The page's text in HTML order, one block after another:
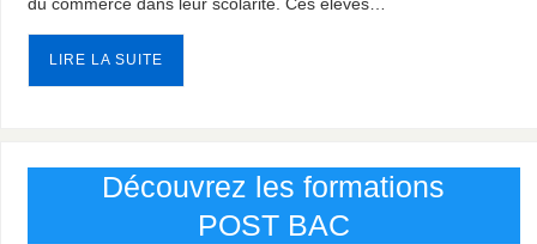
LIRE LA SUITE
Découvrez les formations
POST BAC